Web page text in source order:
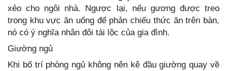
xẻo cho ngôi nhà. Ngược lại, nếu gương được treo
trong khu vực ăn uống để phản chiếu thức ăn trên bàn,
nó có ý nghĩa nhân đôi tài lộc của gia đình.
Giường ngủ
Khi bố trí phòng ngủ không nên kê đầu giường quay về